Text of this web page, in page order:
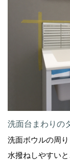
洗面台まわりの
洗面ボウルの周り
水撥ねしやすい